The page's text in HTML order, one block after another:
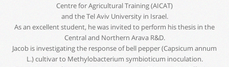
Centre for Agricultural Training (AICAT)
and the Tel Aviv University in Israel.
As an excellent student, he was invited to perform his thesis in the
Central and Northern Arava R&D.
Jacob is investigating the response of bell pepper (Capsicum annum
L.) cultivar to Methylobacterium symbioticum inoculation.